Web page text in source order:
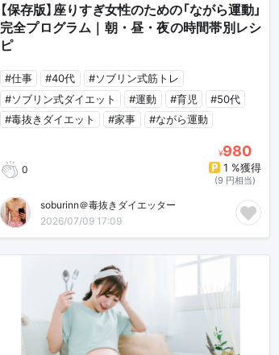
【保存版】座りすぎ女性のための「ながら運動」
完全プログラム｜朝・昼・夜の時間帯別レシ
ピ
#仕事 #40代
#ソブリン式筋トレ
#ソブリン式ダイエット
#運動 #育児
#50代
#毒抜きダイエット
#家事 #ながら運動
0
¥980
1 %獲得
(9 円相当)
soburinn＠毒抜きダイエッター
2026/07/09 17:09